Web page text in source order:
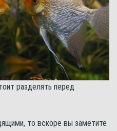
разделять перед
то вскоре вы заметите